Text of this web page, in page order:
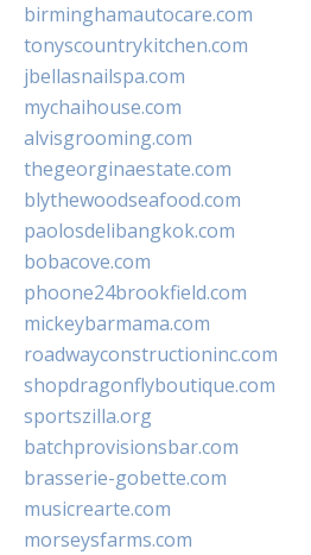
birminghamautocare.com
tonyscountrykitchen.com
jbellasnailspa.com
mychaihouse.com
alvisgrooming.com
thegeorginaestate.com
blythewoodseafood.com
paolosdelibangkok.com
bobacove.com
phoone24brookfield.com
mickeybarmama.com
roadwayconstructioninc.com
shopdragonflyboutique.com
sportszilla.org
batchprovisionsbar.com
brasserie-gobette.com
musicrearte.com
morseysfarms.com